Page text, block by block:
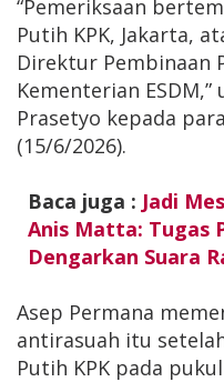
“Pemeriksaan
Putih KPK, Jakarta,
Direktur Pembinaan
Kementerian ESDM,”
Prasetyo kepada
(15/6/2026).
Baca juga : Jadi
Anis Matta: Tugas
Dengarkan Suara
Asep Permana
antirasuah itu
Putih KPK pada